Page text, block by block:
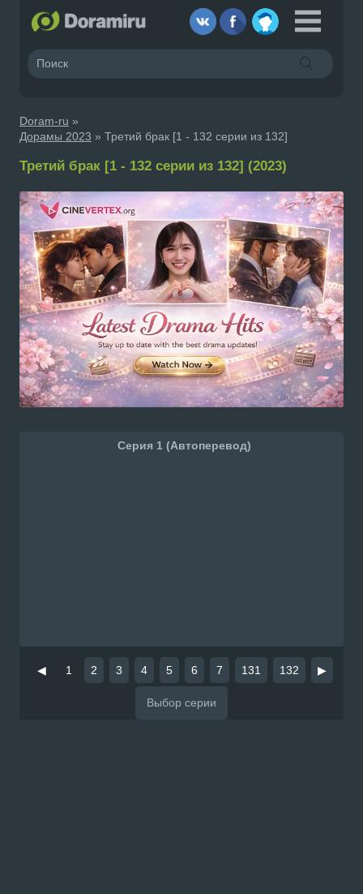
Doram-ru »
Дорамы 2023 » Третий брак [1 - 132 серии из 132]
Третий брак [1 - 132 серии из 132] (2023)
Серия 1 (Автоперевод)
◀ 1 2 3 4 5 6 7 131 132 ▶